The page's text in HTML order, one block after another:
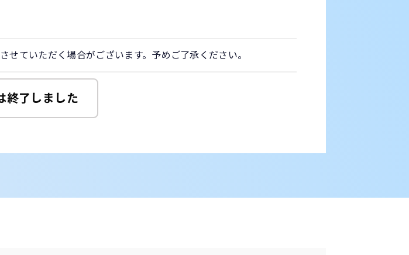
せていただく場合がございます。予めご了承ください。
終了しました